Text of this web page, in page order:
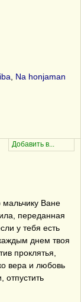
Na honjaman
мальчику Ване
переданная
у тебя есть
днем твоя
проклятья,
вера и любовь
отпустить